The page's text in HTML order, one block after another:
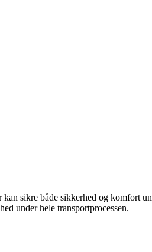
sikre både sikkerhed og komfort
under hele transportprocessen.